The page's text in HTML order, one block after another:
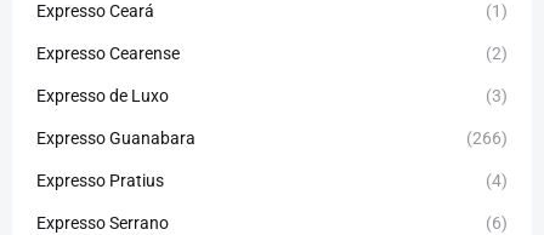
Expresso Ceará (1)
Expresso Cearense (2)
Expresso de Luxo (3)
Expresso Guanabara (266)
Expresso Pratius (4)
Expresso Serrano (6)